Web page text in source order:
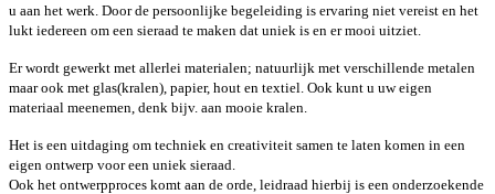
u aan het werk. Door de persoonlijke begeleiding is ervaring niet vereist en het
lukt iedereen om een sieraad te maken dat uniek is en er mooi uitziet.
Er wordt gewerkt met allerlei materialen; natuurlijk met verschillende metalen
maar ook met glas(kralen), papier, hout en textiel. Ook kunt u uw eigen
materiaal meenemen, denk bijv. aan mooie kralen.
Het is een uitdaging om techniek en creativiteit samen te laten komen in een
eigen ontwerp voor een uniek sieraad.
Ook het ontwerpproces komt aan de orde, leidraad hierbij is een onderzoekende